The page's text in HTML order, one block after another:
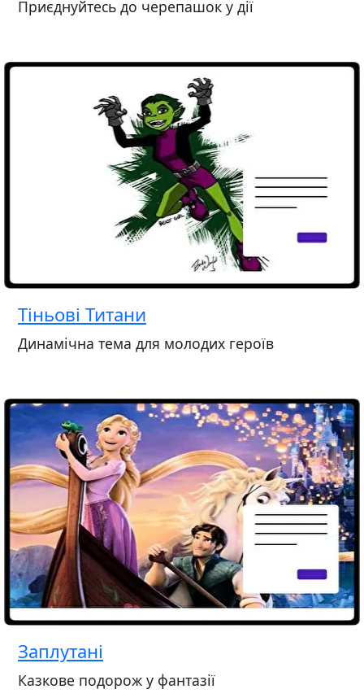
Приєднуйтесь до черепашок у дії
Тіньові Титани
Динамічна тема для молодих героїв
Заплутані
Казкове подорож у фантазії